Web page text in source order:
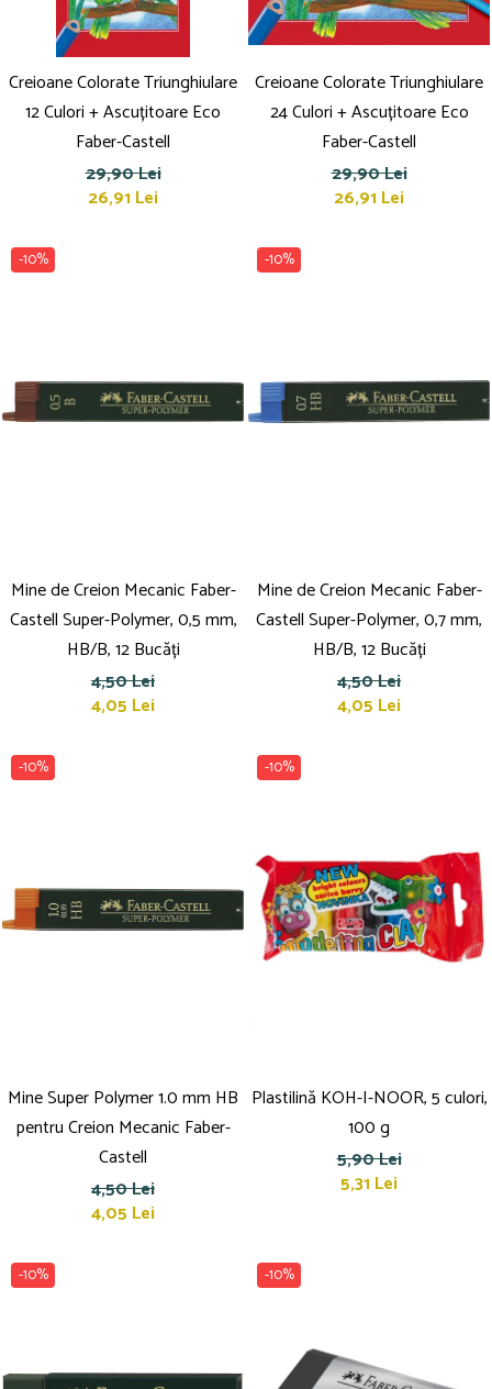
Creioane Colorate Triunghiulare
12 Culori + Ascuțitoare Eco
Faber-Castell
29,90 Lei
26,91 Lei
Creioane Colorate Triunghiulare
24 Culori + Ascuțitoare Eco
Faber-Castell
29,90 Lei
26,91 Lei
-10%
Mine de Creion Mecanic Faber-
Castell Super-Polymer, 0,5 mm,
HB/B, 12 Bucăți
4,50 Lei
4,05 Lei
-10%
Mine de Creion Mecanic Faber-
Castell Super-Polymer, 0,7 mm,
HB/B, 12 Bucăți
4,50 Lei
4,05 Lei
-10%
Mine Super Polymer 1.0 mm HB
pentru Creion Mecanic Faber-
Castell
4,50 Lei
4,05 Lei
-10%
Plastilină KOH-I-NOOR, 5 culori,
100 g
5,90 Lei
5,31 Lei
-10% -10%